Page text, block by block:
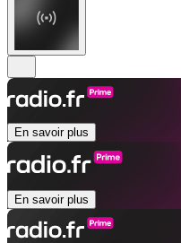
En savoir plus
En savoir plus